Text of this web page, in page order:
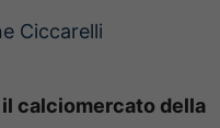
Ciccarelli
calciomercato della